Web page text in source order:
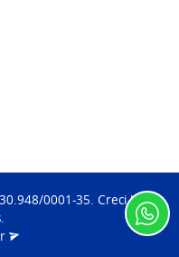
0001-35. Creci J-